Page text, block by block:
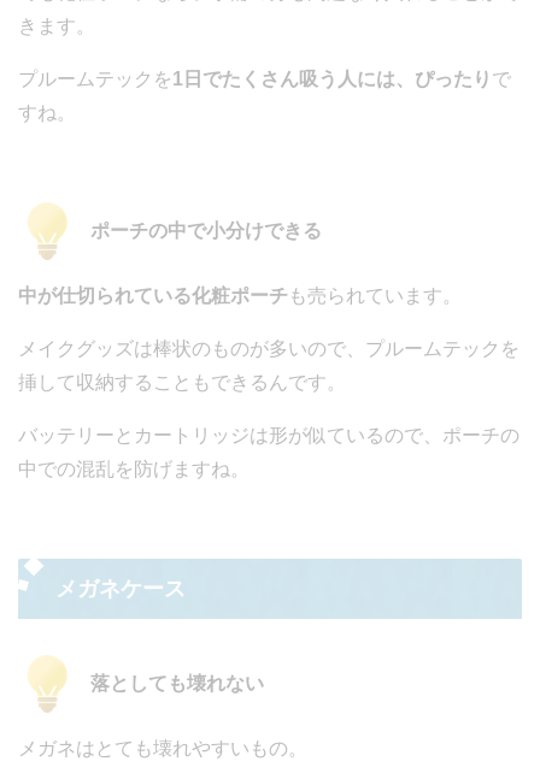
きます。
プルームテックを1日でたくさん吸う人には、ぴったり で
すね。
ポーチの中で小分けできる
中が仕切られている化粧ポーチも売られています。
メイクグッズは棒状のものが多いので、プルームテックを
挿して収納することもできるんです。
バッテリーとカートリッジは形が似ているので、ポーチの
中での混乱を防げますね。
メガネケース
落としても壊れない
メガネはとても壊れやすいもの。